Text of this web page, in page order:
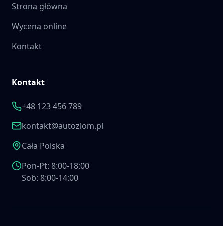
Strona główna
Wycena online
Kontakt
Kontakt
+48 123 456 789
kontakt@autozlom.pl
Cała Polska
Pon-Pt: 8:00-18:00
Sob: 8:00-14:00